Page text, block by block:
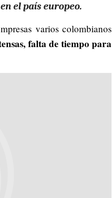
el país europeo.
varios colombianos
falta de tiempo para